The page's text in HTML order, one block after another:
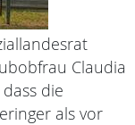
Claudia
die
als vor